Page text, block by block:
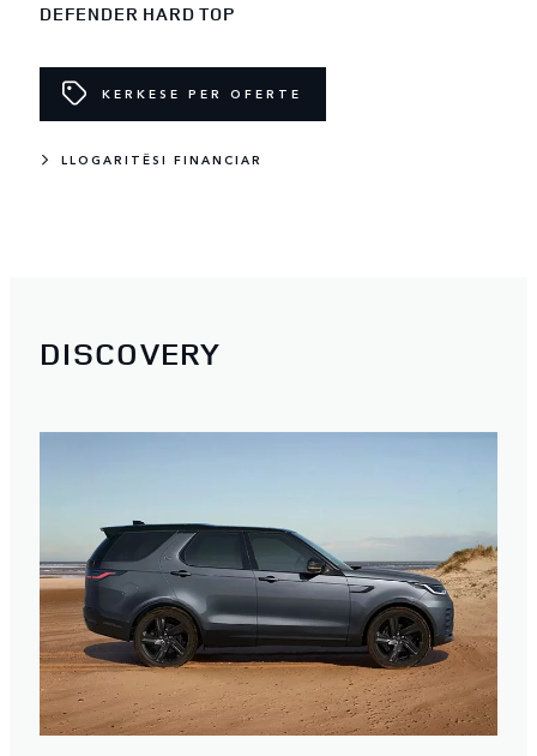
DEFENDER HARD TOP
KERKESE PER OFERTE
LLOGARITËSI FINANCIAR
DISCOVERY